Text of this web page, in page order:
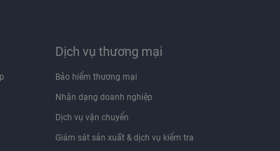
Dịch vụ thương mại
Bảo hiểm thương mại
Nhận dạng doanh nghiệp
Dịch vụ vận chuyển
Giám sát sản xuất & dịch vụ kiểm tra